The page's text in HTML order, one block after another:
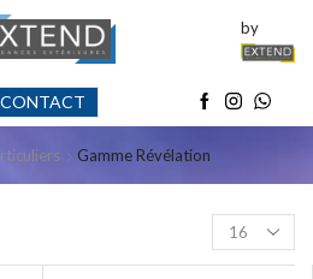
by
CONTACT
Gamme Révélation
Products
per
page